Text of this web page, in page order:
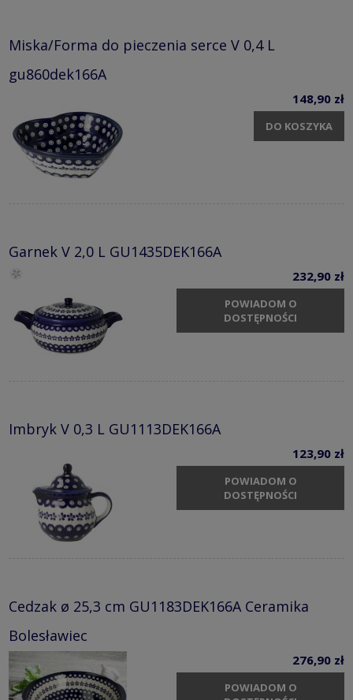
Miska/Forma do pieczenia serce V 0,4 L
gu860dek166A
148,90 zł
DO KOSZYKA
Garnek V 2,0 L GU1435DEK166A
232,90 zł
POWIADOM O
DOSTĘPNOŚCI
Imbryk V 0,3 L GU1113DEK166A
123,90 zł
POWIADOM O
DOSTĘPNOŚCI
Cedzak ø 25,3 cm GU1183DEK166A Ceramika
Bolesławiec
276,90 zł
POWIADOM O